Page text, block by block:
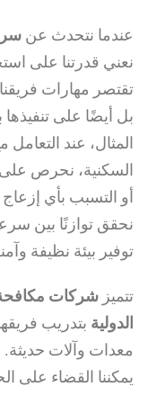
عندما نتحدث عن
نعني قدرتنا على
تقتصر مهارات
بل أيضًا على
المثال، عند
السكنية، نحرص
أو التسبب بأي
نحقق توازنًا بين
توفير بيئة نظيفة
تتميز شركات
الدولية بتدريب
معدات وآلات حديثة.
يمكننا القضاء